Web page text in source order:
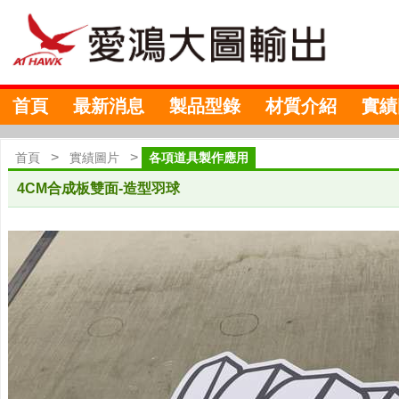
首頁 最新消息 製品型錄 材質介紹 實
首頁 > 實績圖片 > 各項道具製作應用
4CM合成板雙面-造型羽球